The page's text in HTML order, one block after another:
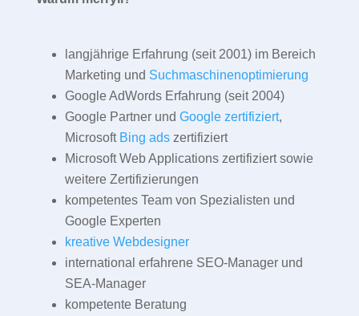
langjährige Erfahrung (seit 2001) im Bereich
Marketing und Suchmaschinenoptimierung
Google AdWords Erfahrung (seit 2004)
Google Partner und Google zertifiziert,
Microsoft Bing adszertifiziert
Microsoft Web Applications zertifiziert sowie
weitere Zertifizierungen
kompetentes Team von Spezialisten und
Google Experten
kreative Webdesigner
international erfahrene SEO-Manager und
SEA-Manager
kompetente Beratung